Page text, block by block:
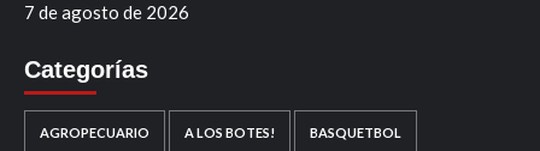
7 de agosto de 2026
Categorías
AGROPECUARIO A LOS BOTES! BASQUETBOL